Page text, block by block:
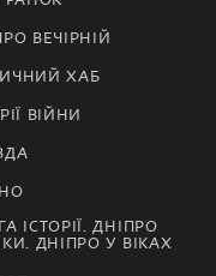
ВЕЧІРНІЙ
ХАБ
ВІЙНИ
ІСТОРІЇ. ДНІПРО
ДНІПРО У ВІКАХ